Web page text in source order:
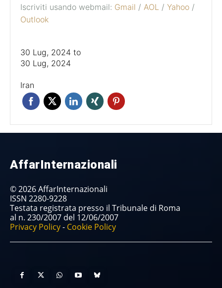
Iscriviti usando webmail: Gmail / AOL / Yahoo /
Outlook
30 Lug, 2024 to
30 Lug, 2024
Iran
AffarInternazionali
© 2026 AffarInternazionali
ISSN 2280-9228
Testata registrata presso il Tribunale di Roma
al n. 230/2007 del 12/06/2007
Privacy Policy- Cookie Policy